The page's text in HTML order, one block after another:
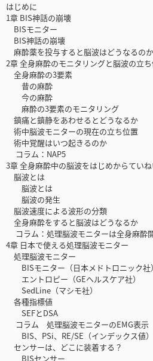
はじめに
1章 BIS神話の崩壊
BISモニター
BIS神話の崩壊
麻酔薬を投与すると脳波はどうなるのか
2章 全身麻酔のモニタリングと脳波の立
全身麻酔の3要素
昔の麻酔
今の麻酔
麻酔の3要素のモニタリング
鎮痛と鎮静をあわせるとどうなるか
術中脳波モニターの現在の立ち位置
術中覚醒はいつ起きるのか
コラム：NAP5
3章 全身麻酔中の脳波をはじめからてい
脳波とは
脳波とは
脳波の発生
脳波速度による波形の分類
全身麻酔をすると脳波はどうなるか
コラム：処理脳波モニターは全身麻酔
4章 日本で使える処理脳波モニター
処理脳波モニター
BISモニター（日本メドトロニック社）
エントロピー（GEヘルスケア社）
SedLine（マシモ社）
各種指標値
SEFとDSA
コラム 処理脳波モニターのEMG表示
BIS、PSi、RE/SE（インデックス値）
センサーは、どこに装着する？
BISセンサー